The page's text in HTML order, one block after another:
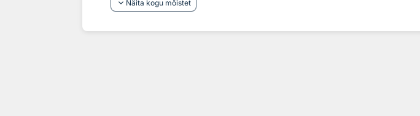
keyboard_arrow_down Näita kogu mõistet